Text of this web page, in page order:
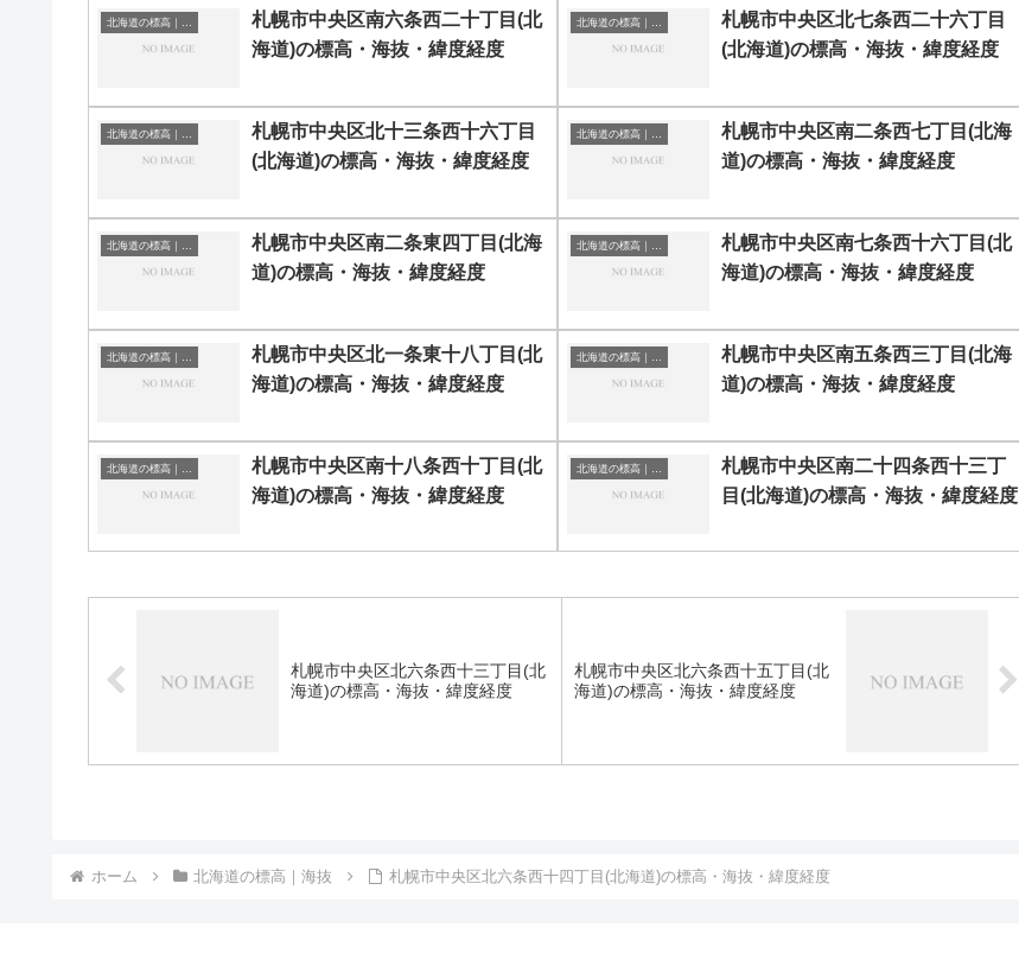
札幌市中央区南六条西二十丁目(北
海道)の標高・海抜・緯度経度
札幌市中央区北七条西二十六丁目
(北海道)の標高・海抜・緯度経度
札幌市中央区北十三条西十六丁目
(北海道)の標高・海抜・緯度経度
札幌市中央区南二条西七丁目(北海
道)の標高・海抜・緯度経度
札幌市中央区南二条東四丁目(北海
道)の標高・海抜・緯度経度
札幌市中央区南七条西十六丁目(北
海道)の標高・海抜・緯度経度
札幌市中央区北一条東十八丁目(北
海道)の標高・海抜・緯度経度
札幌市中央区南五条西三丁目(北海
道)の標高・海抜・緯度経度
札幌市中央区南十八条西十丁目(北
海道)の標高・海抜・緯度経度
札幌市中央区南二十四条西十三丁
目(北海道)の標高・海抜・緯度経度
札幌市中央区北六条西十三丁目(北
海道)の標高・海抜・緯度経度
札幌市中央区北六条西十五丁目(北
海道)の標高・海抜・緯度経度
ホーム 北海道の標高｜海抜 札幌市中央区北六条西十四丁目(北海道)の標高・海抜・緯度経度